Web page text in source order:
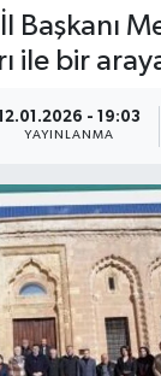
Başkanı
ile bir
12.01.2026 - 19:03
YAYINLANMA